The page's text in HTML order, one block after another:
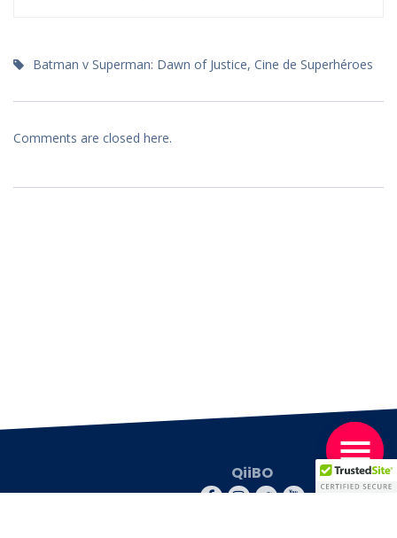
Batman v Superman: Dawn of Justice, Cine de Superhéroes
Comments are closed here.
QiiBO